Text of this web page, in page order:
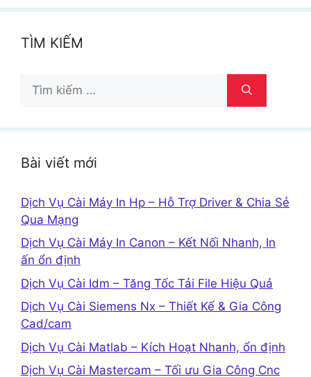
TÌM KIẾM
Tìm
kiếm
Bài viết mới
Dịch Vụ Cài Máy In Hp – Hỗ Trợ Driver & Chia Sẻ
Qua Mạng
Dịch Vụ Cài Máy In Canon – Kết Nối Nhanh, In
ấn ổn định
Dịch Vụ Cài Idm – Tăng Tốc Tải File Hiệu Quả
Dịch Vụ Cài Siemens Nx – Thiết Kế & Gia Công
Cad/cam
Dịch Vụ Cài Matlab – Kích Hoạt Nhanh, ổn định
Dịch Vụ Cài Mastercam – Tối ưu Gia Công Cnc